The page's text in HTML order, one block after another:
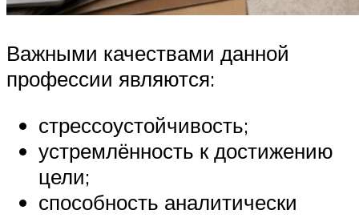
Важными качествами данной
профессии являются:
стрессоустойчивость;
устремлённость к достижению
цели;
способность аналитически